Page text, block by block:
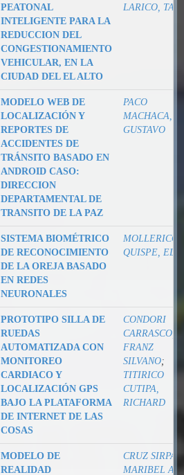
PEATONAL
INTELIGENTE PARA LA
REDUCCION DEL
CONGESTIONAMIENTO
VEHICULAR, EN LA
CIUDAD DEL EL ALTO
LARICO,
MODELO WEB DE
LOCALIZACIÓN Y
REPORTES DE
ACCIDENTES DE
TRÁNSITO BASADO EN
ANDROID CASO:
DIRECCION
DEPARTAMENTAL DE
TRANSITO DE LA PAZ
PACO
MACHACA,
GUSTAVO
SISTEMA BIOMÉTRICO
DE RECONOCIMIENTO
DE LA OREJA BASADO
EN REDES
NEURONALES
QUISPE,
PROTOTIPO SILLA DE
RUEDAS
AUTOMATIZADA CON
MONITOREO
CARDIACO Y
LOCALIZACIÓN GPS
BAJO LA PLATAFORMA
DE INTERNET DE LAS
COSAS
CONDORI
CARRASCO,
FRANZ
SILVANO;
TITIRICO
CUTIPA,
RICHARD
MODELO DE
REALIDAD
CRUZ SIRPA,
MARIBEL